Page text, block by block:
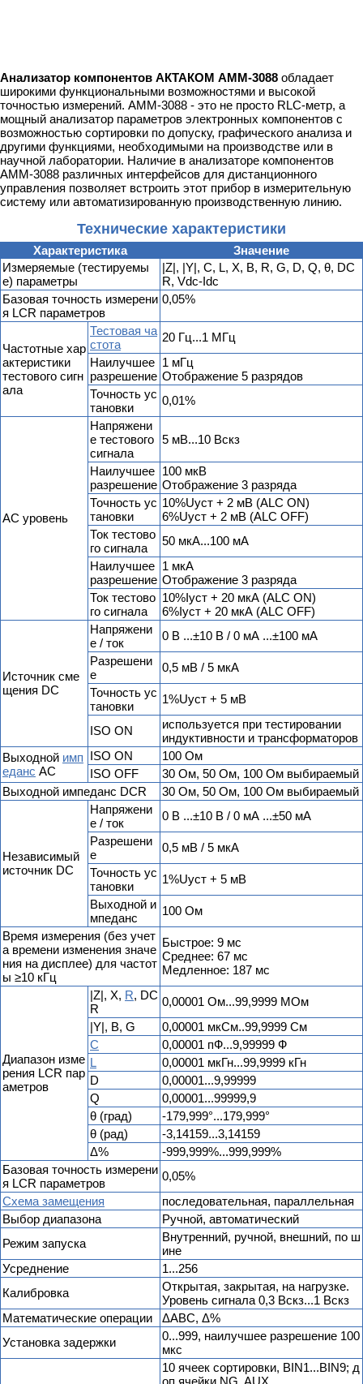
Анализатор компонентов АКТАКОМ АММ-3088 обладает
широкими функциональными возможностями и высокой
точностью измерений. АММ-3088 - это не просто RLC-метр, а
мощный анализатор параметров электронных компонентов с
возможностью сортировки по допуску, графического анализа и
другими функциями, необходимыми на производстве или в
научной лаборатории. Наличие в анализаторе компонентов
АММ-3088 различных интерфейсов для дистанционного
управления позволяет встроить этот прибор в измерительную
систему или автоматизированную производственную линию.
Технические характеристики
Характеристика
Значение
Измеряемые (тестируемы
е) параметры
|Z|, |Y|, C, L, X, B, R, G, D, Q, θ, DC
R, Vdc-Idc
Базовая точность измерени
я LCR параметров
0,05%
Частотные хар
актеристики
тестового сигн
ала
Тестовая ча
стота
20 Гц...1 МГц
Наилучшее
разрешение
1 мГц
Отображение 5 разрядов
Точность ус
тановки
0,01%
AC уровень
Напряжени
е тестового
сигнала
5 мВ...10 Вскз
Наилучшее
разрешение
100 мкВ
Отображение 3 разряда
Точность ус
тановки
10%Uуст + 2 мВ (ALC ON)
6%Uуст + 2 мВ (ALC OFF)
Ток тестово
го сигнала
50 мкА...100 мА
Наилучшее
разрешение
1 мкА
Отображение 3 разряда
Ток тестово
го сигнала
10%Iуст + 20 мкА (ALC ON)
6%Iуст + 20 мкА (ALC OFF)
Источник сме
щения DC
Напряжени
е / ток
0 В ...±10 В / 0 мА ...±100 мА
Разрешени
е
0,5 мВ / 5 мкА
Точность ус
тановки
1%Uуст + 5 мВ
ISO ON
используется при тестировании
индуктивности и трансформаторов
Выходной имп
еданс АС
ISO ON
100 Ом
ISO OFF
30 Ом, 50 Ом, 100 Ом выбираемый
Выходной импеданс DCR
30 Ом, 50 Ом, 100 Ом выбираемый
Независимый
источник DC
Напряжени
е / ток
0 В ...±10 В / 0 мА ...±50 мА
Разрешени
е
0,5 мВ / 5 мкА
Точность ус
тановки
1%Uуст + 5 мВ
Выходной и
мпеданс
100 Ом
Время измерения (без учет
а времени изменения значе
ния на дисплее) для частот
ы ≥10 кГц
Быстрое: 9 мс
Среднее: 67 мс
Медленное: 187 мс
Диапазон изме
рения LCR пар
аметров
|Z|, X, R, DC
R
0,00001 Ом...99,9999 МОм
|Y|, B, G
0,00001 мкСм..99,9999 См
C
0,00001 пФ...9,99999 Ф
L
0,00001 мкГн...99,9999 кГн
D
0,00001...9,99999
Q
0,00001...99999,9
θ (град)
-179,999°...179,999°
θ (рад)
-3,14159...3,14159
Δ%
-999,999%...999,999%
Базовая точность измерени
я LCR параметров
0,05%
Схема замещения
последовательная, параллельная
Выбор диапазона
Ручной, автоматический
Режим запуска
Внутренний, ручной, внешний, по ш
ине
Усреднение
1...256
Калибровка
Открытая, закрытая, на нагрузке.
Уровень сигнала 0,3 Вскз...1 Вскз
Математические операции
ΔABC, Δ%
Установка задержки
0...999, наилучшее разрешение 100
мкс
10 ячеек сортировки, BIN1...BIN9; д